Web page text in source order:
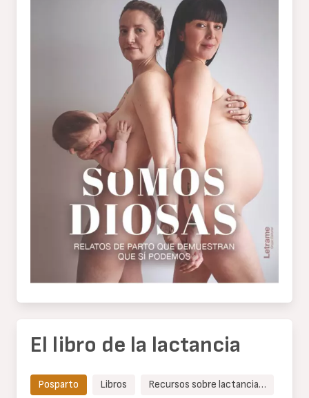
El libro de la lactancia
Posparto Libros Recursos sobre lactancia…